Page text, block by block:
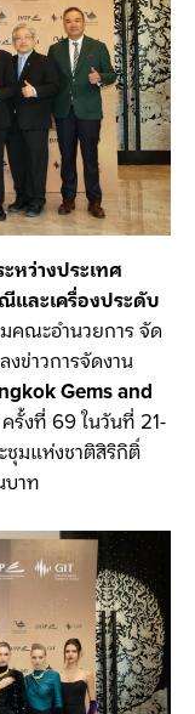
หว่างประเทศ
ละเครื่องประดับ
คณะอำนวยการ จัด
ข่าวการจัดงาน
Gems and
ครั้งที่ 69 ในวันที่ 21-
มแห่งชาติสิริกิติ์
บาท